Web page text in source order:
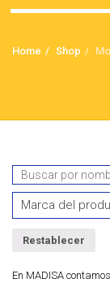
Home Shop
Marca del
Restablecer
En MADISA